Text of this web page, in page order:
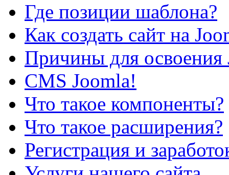
Где позиции шаблона?
Как создать сайт на
Причины для освоения
CMS Joomla!
Что такое компоненты?
Что такое расширения?
Регистрация и